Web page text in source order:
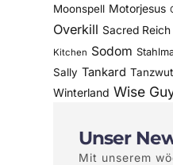
Moonspell Motorjesus
Overkill Sacred Reich
Kitchen Sodom
Sally Tankard Tanzwut
Winterland Wise
Unser
Mit unserem